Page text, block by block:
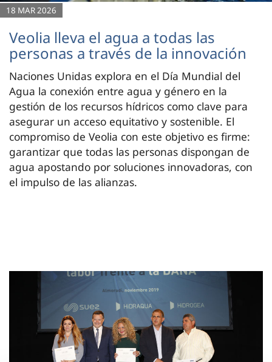
18 MAR 2026
Veolia lleva el agua a todas las
personas a través de la innovación
Naciones Unidas explora en el Día Mundial del
Agua la conexión entre agua y género en la
gestión de los recursos hídricos como clave para
asegurar un acceso equitativo y sostenible. El
compromiso de Veolia con este objetivo es firme:
garantizar que todas las personas dispongan de
agua apostando por soluciones innovadoras, con
el impulso de las alianzas.